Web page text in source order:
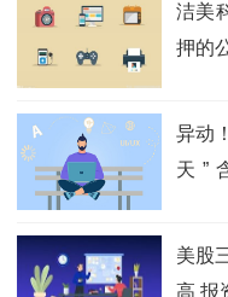
洁美
押的
异动
天”
ETF
美股
高 报